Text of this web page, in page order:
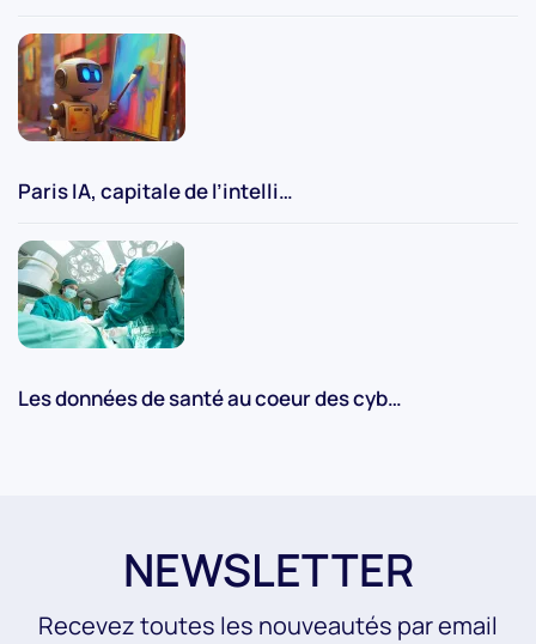
Paris IA, capitale de l’intelli…
Les données de santé au coeur des cyb…
NEWSLETTER
Recevez toutes les nouveautés par email